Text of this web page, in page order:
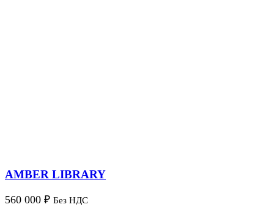
AMBER LIBRARY
560 000 ₽ Без НДС